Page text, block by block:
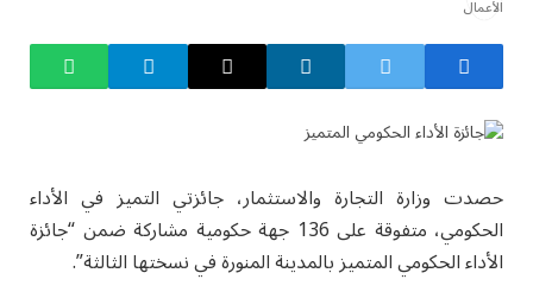
حصدت وزارة التجارة والاستثمار، جائزتي التميز في الأداء
الحكومي، متفوقة على 136 جهة حكومية مشاركة ضمن “جائزة
الأداء الحكومي المتميز بالمدينة المنورة في نسختها الثالثة”.